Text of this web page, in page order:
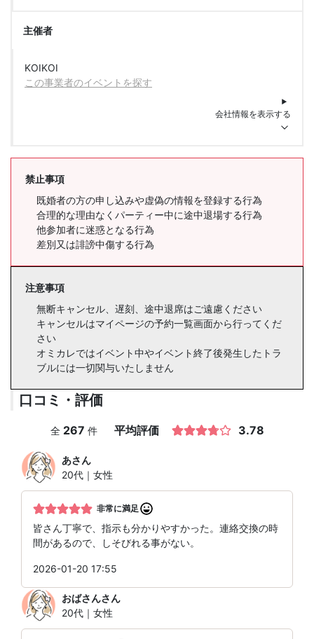
主催者
KOIKOI
この事業者のイベントを探す
会社情報を表示する
禁止事項
既婚者の方の申し込みや虚偽の情報を登録する行為
合理的な理由なくパーティー中に途中退場する行為
他参加者に迷惑となる行為
差別又は誹謗中傷する行為
注意事項
無断キャンセル、遅刻、途中退席はご遠慮ください
キャンセルはマイページの予約一覧画面から行ってくだ
さい
オミカレではイベント中やイベント終了後発生したトラ
ブルには一切関与いたしません
口コミ・評価
全 267 件 平均評価 3.78
あさん
20代｜女性
非常に満足
皆さん丁寧で、指示も分かりやすかった。連絡交換の時
間があるので、しそびれる事がない。
2026-01-20 17:55
おばさんさん
20代｜女性